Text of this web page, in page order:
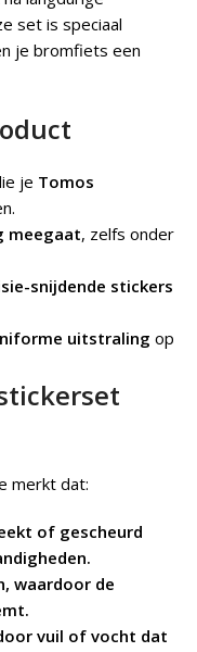
set is speciaal
je bromfiets een
je Tomos
meegaat, zelfs onder
snijdende stickers
uitstraling op
merkt dat:
of gescheurd
waardoor de
vuil of vocht dat